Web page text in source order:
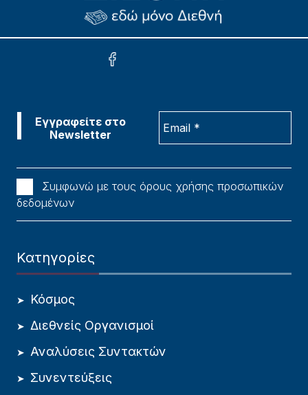
Συμφωνώ με τους όρους χρήσης προσωπικών
δεδομένων
Κατηγορίες
Κόσμος
Διεθνείς Οργανισμοί
Αναλύσεις Συντακτών
Συνεντεύξεις